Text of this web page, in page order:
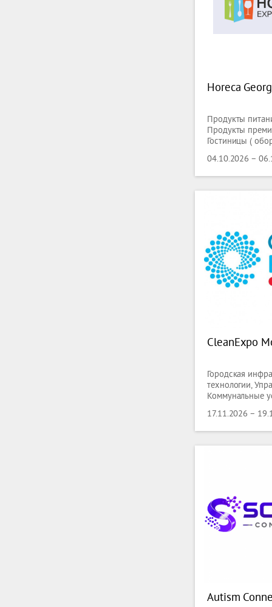
Horeca
Продукты
Продукты
Гостиницы (
Торговое
04.10.2026 –
CleanExpo
Городская
технологии,
Коммунальные
хозяйство,
17.11.2026 –
Autism